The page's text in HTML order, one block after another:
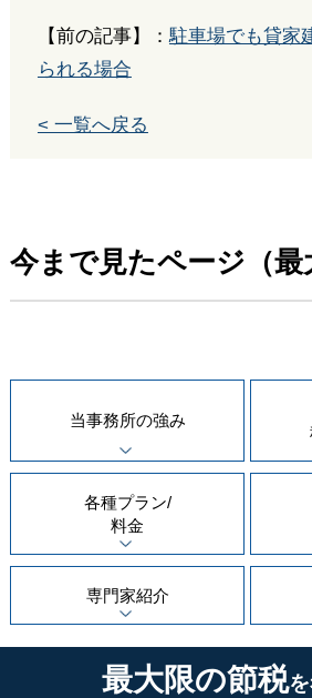
【前の記事】：駐車場でも貸家
られる場合
< 一覧へ戻る
今まで見たページ（最
当事務所の強み
各種プラン/
料金
専門家紹介
最大限の節税